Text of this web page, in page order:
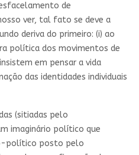
de
ver, tal fato se deve a
deriva do primeiro: (i) ao
política dos movimentos de
em pensar a vida
das identidades individuais
(sitiadas pelo
imaginário político que
político posto pelo